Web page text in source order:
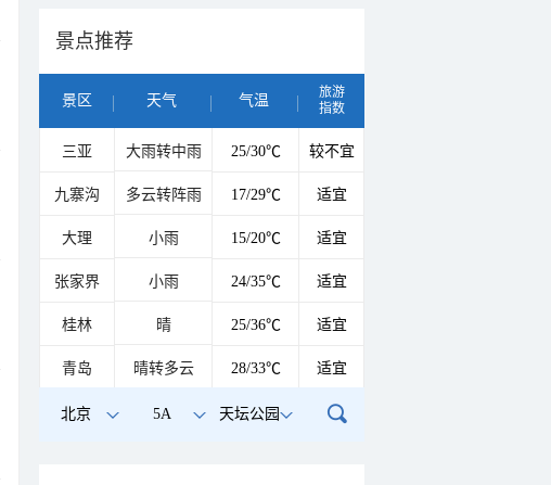
景点推荐
景区 天气 气温
旅游
指数
三亚 大雨转中雨 25/30℃ 较不宜
九寨沟 多云转阵雨 17/29℃ 适宜
大理 小雨 15/20℃ 适宜
张家界 小雨 24/35℃ 适宜
桂林 晴 25/36℃ 适宜
青岛 晴转多云 28/33℃ 适宜
北京 5A 天坛公园